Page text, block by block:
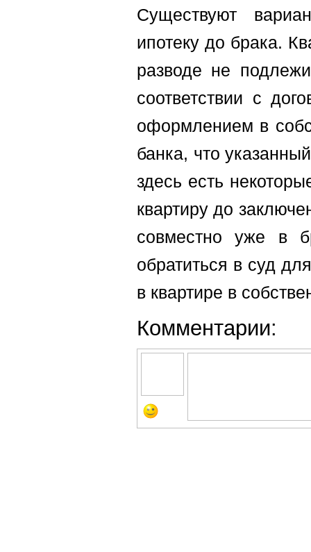
Существуют
ипотеку до брака.
разводе не
соответствии с
оформлением в
банка, что
здесь есть
квартиру до
совместно уже в
обратиться в суд
в квартире в
Комментарии: